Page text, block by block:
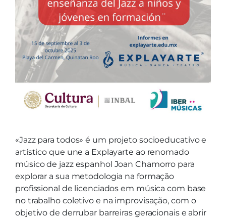
«Jazz para todos» é um projeto socioeducativo e
artístico que une a Explayarte ao renomado
músico de jazz espanhol Joan Chamorro para
explorar a sua metodologia na formação
profissional de licenciados em música com base
no trabalho coletivo e na improvisação, com o
objetivo de derrubar barreiras geracionais e abrir